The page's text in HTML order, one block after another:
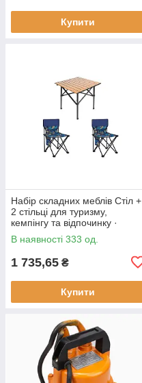
Купити
Набір складних меблів Стіл +
2 стільці для туризму,
кемпінгу та відпочинку ·
Металевий каркас
В наявності 333 од.
1 735,65 ₴
Купити